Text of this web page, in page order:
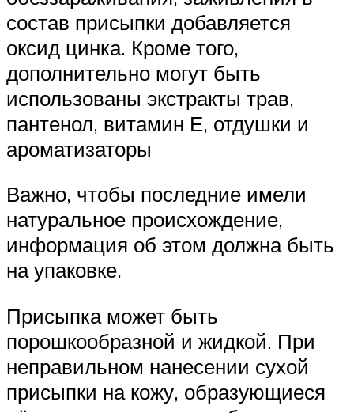
состав присыпки добавляется
оксид цинка. Кроме того,
дополнительно могут быть
использованы экстракты трав,
пантенол, витамин Е, отдушки и
ароматизаторы
Важно, чтобы последние имели
натуральное происхождение,
информация об этом должна быть
на упаковке.
Присыпка может быть
порошкообразной и жидкой. При
неправильном нанесении сухой
присыпки на кожу, образующиеся